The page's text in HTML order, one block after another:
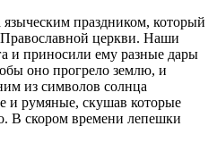
праздником, который
церкви. Наши
и приносили ему разные дары
оно прогрело землю, и
из символов солнца
и румяные, скушав которые
В скором времени лепешки